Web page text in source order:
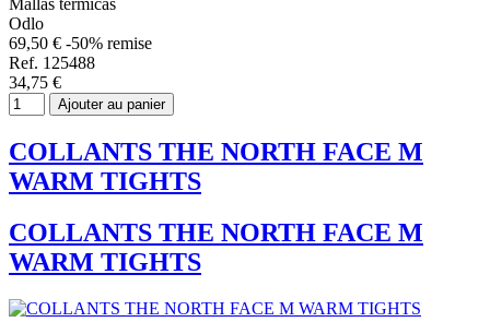
Mallas térmicas
Odlo
69,50 € -50% remise
Ref. 125488
34,75 €
Ajouter au panier
COLLANTS THE NORTH FACE M
WARM TIGHTS
COLLANTS THE NORTH FACE M
WARM TIGHTS